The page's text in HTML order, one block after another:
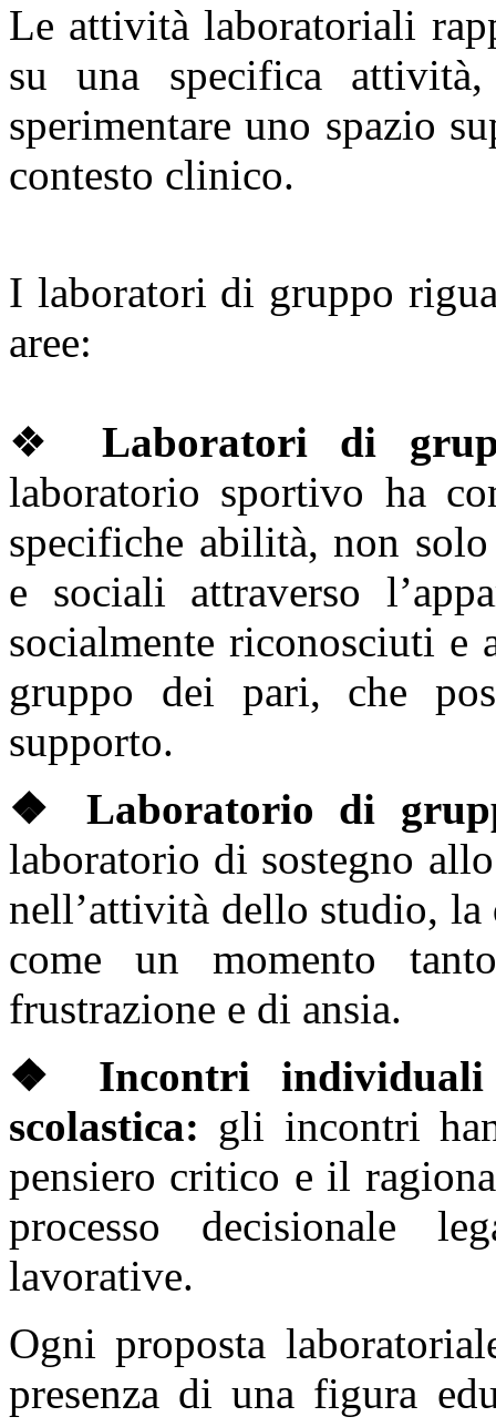
Le attività laboratoriali
su una specifica
sperimentare uno spazio
contesto clinico.
I laboratori di gruppo
aree:
❖ Laboratori di
laboratorio sportivo ha
specifiche abilità, non
e sociali attraverso
socialmente riconosciuti
gruppo dei pari, che
supporto.
❖ Laboratorio di
laboratorio di sostegno
nell’attività dello studio, la
come un momento
frustrazione e di ansia.
❖ Incontri individuali
scolastica: gli incontri
pensiero critico e il
processo decisionale
lavorative.
Ogni proposta
presenza di una figura